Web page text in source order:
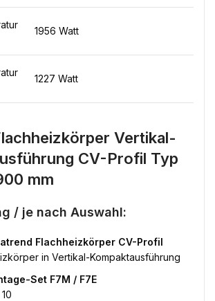
1956 Watt
1227 Watt
Vertikal-
CV-Profil Typ
mm
/ je nach Auswahl:
Flachheizkörper CV-Profil
in Vertikal-Kompaktausführung
Set F7M / F7E